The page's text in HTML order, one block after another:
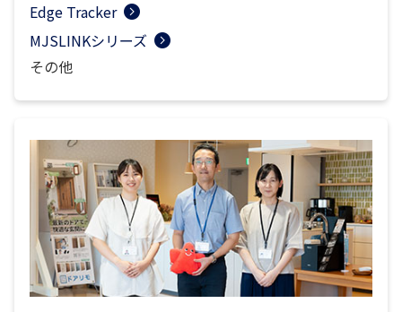
Edge Tracker
MJSLINKシリーズ
その他